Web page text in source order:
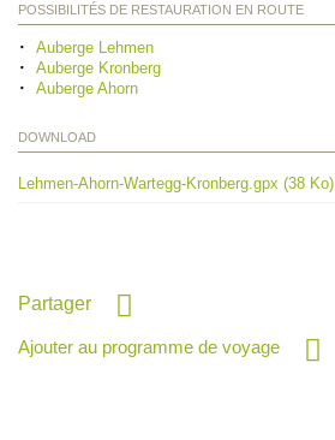
POSSIBILITÉS DE RESTAURATION EN ROUTE
Auberge Lehmen
Auberge Kronberg
Auberge Ahorn
DOWNLOAD
Lehmen-Ahorn-Wartegg-Kronberg.gpx (38 Ko)
Partager
Ajouter au programme de voyage